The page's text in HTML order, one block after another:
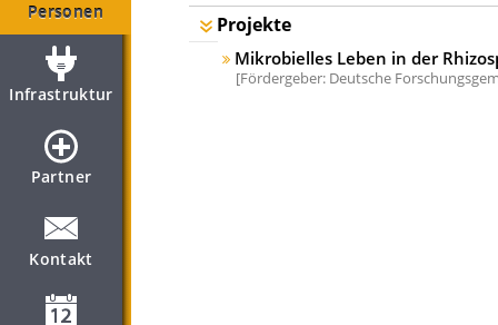
Personen
Infrastruktur
Partner
Kontakt
Projekte
Mikrobielles Leben in der
Fördergeber: Deutsche